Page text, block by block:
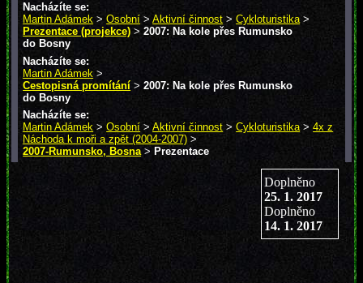
Nacházíte se:
Martin Adámek >Osobní >Aktivní činnost >Cykloturistika>
Prezentace (projekce) >2007: Na kole přes Rumunsko
do Bosny
Nacházíte se:
Martin Adámek >
Cestopisná promítání >2007: Na kole přes Rumunsko
do Bosny
Nacházíte se:
Martin Adámek >Osobní >Aktivní činnost >Cykloturistika>4x z
Náchoda k moři a zpět (2004-2007) >
2007-Rumunsko, Bosna> Prezentace
Doplněno
25. 1. 2017
Doplněno
14. 1. 2017